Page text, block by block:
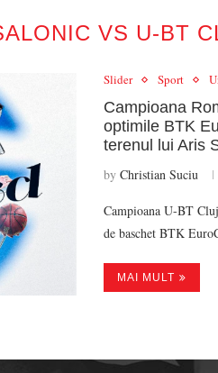
VS U-BT
Slider Sport
Campioana
optimile BTK
terenul lui Aris
by Christian Suciu
Campioana U-BT
de baschet BTK
MAI MULT